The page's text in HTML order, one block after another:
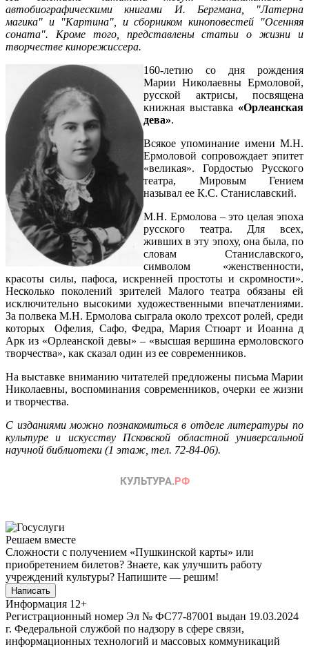
автобиографическими книгами И. Бергмана, "Латерна
магика" и "Картина", и сборником киноповестей "Осенняя
соната". Кроме того, представлены статьи о жизни и
творчестве кинорежиссера.
160-летию со дня рождения
Марии Николаевны Ермоловой,
русской актрисы, посвящена
книжная выставка «Орлеанская
дева».
Всякое упоминание имени М.Н.
Ермоловой сопровождает эпитет
«великая». Гордостью Русского
театра, Мировым Гением
называл ее К.С. Станиславский.
М.Н. Ермолова – это целая эпоха
русского театра. Для всех,
живших в эту эпоху, она была, по
словам Станиславского,
символом «женственности,
красоты силы, пафоса, искренней простоты и скромности».
Несколько поколений зрителей Малого театра обязаны ей
исключительно высокими художественными впечатлениями.
За полвека М.Н. Ермолова сыграла около трехсот ролей, среди
которых Офелия, Сафо, Федра, Мария Стюарт и Иоанна д
Арк из «Орлеанской девы» ‒ «высшая вершина ермоловского
творчества», как сказал один из ее современников.
На выставке вниманию читателей предложены письма Марии
Николаевны, воспоминания современников, очерки ее жизни
и творчества.
С изданиями можно познакомиться в отделе литературы по
культуре и искусству Псковской областной универсальной
научной библиотеки (1 этаж, тел. 72-84-06).
Решаем вместе
Сложности с получением «Пушкинской карты» или
приобретением билетов? Знаете, как улучшить работу
учреждений культуры? Напишите — решим!
Написать
Информация 12+
Регистрационный номер Эл № ФС77-87001 выдан 19.03.2024
г. Федеральной службой по надзору в сфере связи,
информационных технологий и массовых коммуникаций